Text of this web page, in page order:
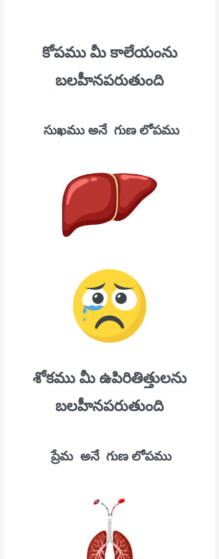
కోపము మీ కాలేయంను
బలహీనపరుతుంది
సుఖము అనే గుణ లోపము
శోకము మీ ఉపిరితిత్తులను
బలహీనపరుతుంది
ప్రేమ అనే గుణ లోపము